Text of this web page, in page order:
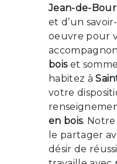
Jean-de-
et d’un
oeuvre pour
boiset
habitez à
votre
en bois.
le partager
désir de